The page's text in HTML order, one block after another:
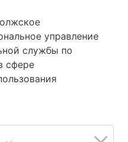
управление
службы по
сфере